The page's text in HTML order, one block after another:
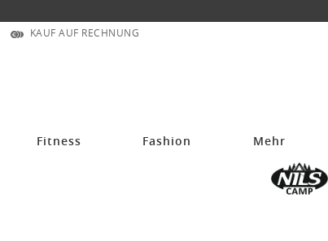
KAUF AUF RECHNUNG
Fitness Fashion Mehr